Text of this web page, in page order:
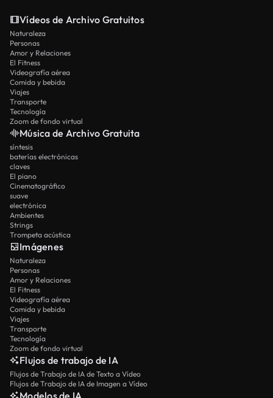
Vídeos de Archivo Gratuitos
Naturaleza
Personas
Amor y Relaciones
El Fitness
Videografía aérea
Comida y bebida
Viajes
Transporte
Tecnología
Zoom de fondo virtual
Música de Archivo Gratuita
síntesis
baterías electrónicas
claves
El piano
Cinematográfico
suave
electrónica
Ambientes
Strings
Trompeta acústica
Imágenes
Naturaleza
Personas
Amor y Relaciones
El Fitness
Videografía aérea
Comida y bebida
Viajes
Transporte
Tecnología
Zoom de fondo virtual
Flujos de trabajo de IA
Flujos de Trabajo de IA de Texto a Vídeo
Flujos de Trabajo de IA de Imagen a Vídeo
Modelos de IA